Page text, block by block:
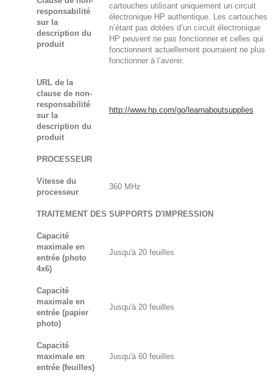
responsabilité
sur la
description du
produit
cartouches utilisant uniquement un circuit
électronique HP authentique. Les cartouches
n’étant pas dotées d’un circuit électronique
HP peuvent ne pas fonctionner et celles qui
fonctionnent actuellement pourraient ne plus
fonctionner à l’avenir.
URL de la
clause de non-
responsabilité
sur la
description du
produit
http://www.hp.com/go/learnaboutsupplies
PROCESSEUR
Vitesse du
processeur
360 MHz
TRAITEMENT DES SUPPORTS D'IMPRESSION
Capacité
maximale en
entrée (photo
4x6)
Jusqu'à 20 feuilles
Capacité
maximale en
entrée (papier
photo)
Jusqu'à 20 feuilles
Capacité
maximale en
entrée (feuilles)
Jusqu'à 60 feuilles